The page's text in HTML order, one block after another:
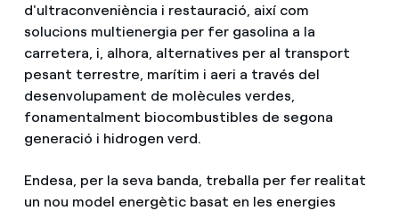
d'ultraconveniència i restauració, així com
solucions multienergia per fer gasolina a la
carretera, i, alhora, alternatives per al transport
pesant terrestre, marítim i aeri a través del
desenvolupament de molècules verdes,
fonamentalment biocombustibles de segona
generació i hidrogen verd.
Endesa, per la seva banda, treballa per fer realitat
un nou model energètic basat en les energies